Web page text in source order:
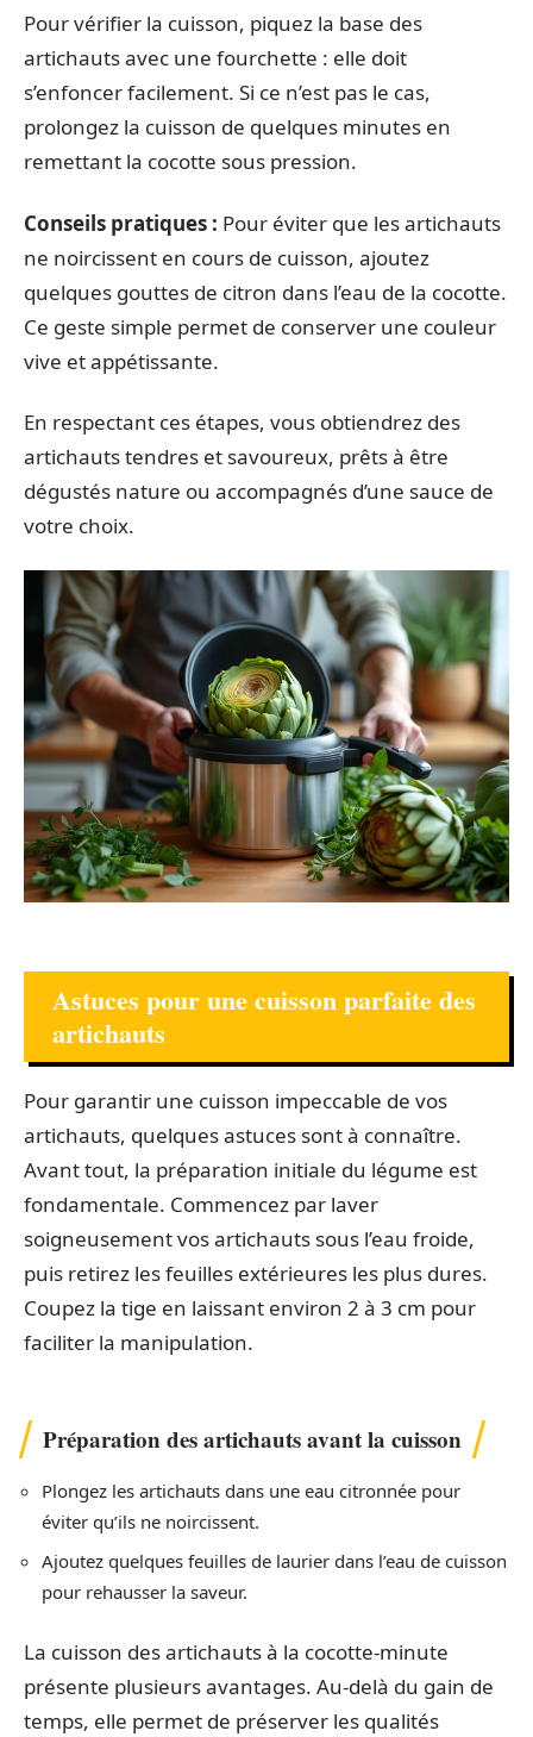
Pour vérifier la cuisson, piquez la base des
artichauts avec une fourchette : elle doit
s’enfoncer facilement. Si ce n’est pas le cas,
prolongez la cuisson de quelques minutes en
remettant la cocotte sous pression.
Conseils pratiques : Pour éviter que les artichauts
ne noircissent en cours de cuisson, ajoutez
quelques gouttes de citron dans l’eau de la cocotte.
Ce geste simple permet de conserver une couleur
vive et appétissante.
En respectant ces étapes, vous obtiendrez des
artichauts tendres et savoureux, prêts à être
dégustés nature ou accompagnés d’une sauce de
votre choix.
Astuces pour une cuisson parfaite des
artichauts
Pour garantir une cuisson impeccable de vos
artichauts, quelques astuces sont à connaître.
Avant tout, la préparation initiale du légume est
fondamentale. Commencez par laver
soigneusement vos artichauts sous l’eau froide,
puis retirez les feuilles extérieures les plus dures.
Coupez la tige en laissant environ 2 à 3 cm pour
faciliter la manipulation.
Préparation des artichauts avant la cuisson
Plongez les artichauts dans une eau citronnée pour
éviter qu’ils ne noircissent.
Ajoutez quelques feuilles de laurier dans l’eau de cuisson
pour rehausser la saveur.
La cuisson des artichauts à la cocotte-minute
présente plusieurs avantages. Au-delà du gain de
temps, elle permet de préserver les qualités